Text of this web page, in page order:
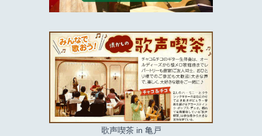
歌声喫茶 in 亀戸